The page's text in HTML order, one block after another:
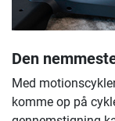
Den
Med
komme op på